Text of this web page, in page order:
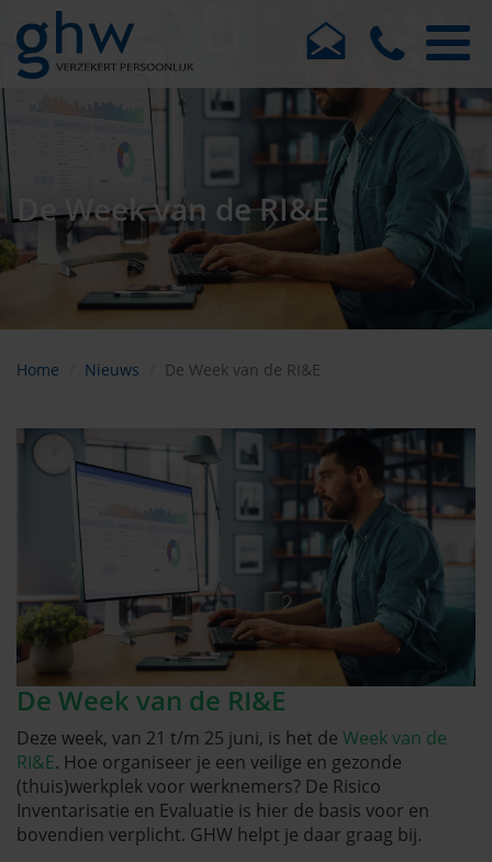
De Week van de RI&E
Home Nieuws De Week van de RI&E
De Week van de RI&E
Deze week, van 21 t/m 25 juni, is het de Week van de
RI&E. Hoe organiseer je een veilige en gezonde
(thuis)werkplek voor werknemers? De Risico
Inventarisatie en Evaluatie is hier de basis voor en
bovendien verplicht. GHW helpt je daar graag bij.